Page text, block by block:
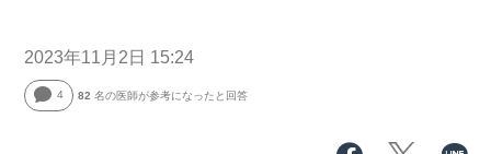
2023年11月2日 15:24
4 82 名の医師が参考になったと回答